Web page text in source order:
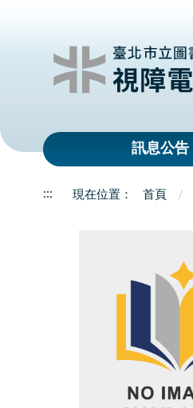
訊息公告
::: 首頁